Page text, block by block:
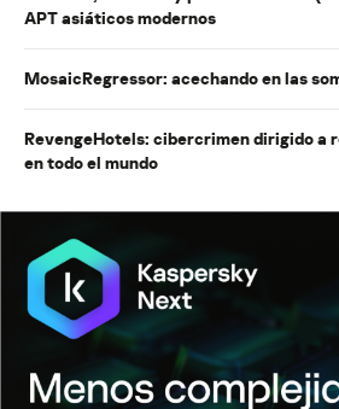
APT asiáticos modernos
MosaicRegressor: acechando en las
RevengeHotels: cibercrimen dirigido a
en todo el mundo